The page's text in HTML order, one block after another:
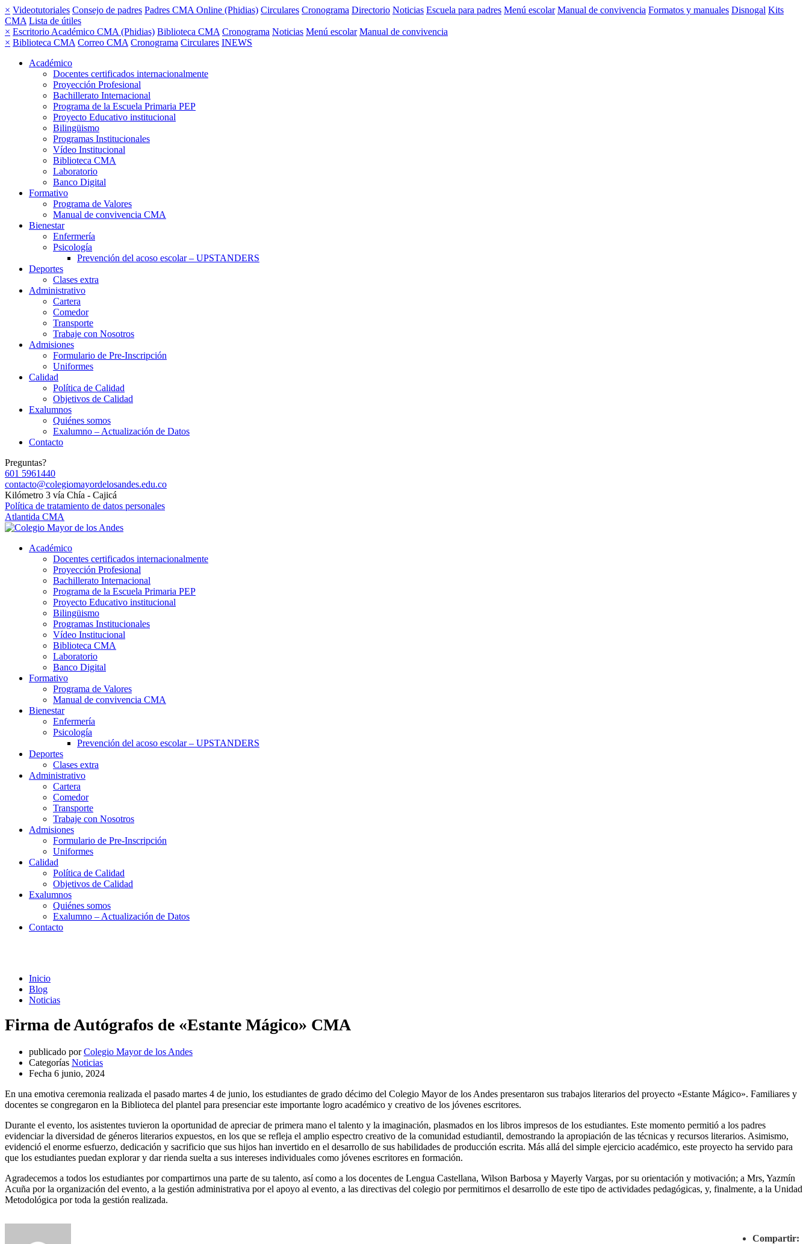
× Videotutoriales Consejo de padres Padres CMA Online (Phidias) Circulares Cronograma Directorio Noticias Escuela para padres Menú escolar Manual de convivencia Formatos y manuales Disnogal Kits
CMA Lista de útiles
× Escritorio Académico CMA (Phidias) Biblioteca CMA Cronograma Noticias Menú escolar Manual de convivencia
× Biblioteca CMA Correo CMA Cronograma Circulares INEWS
Académico
Docentes certificados internacionalmente
Proyección Profesional
Bachillerato Internacional
Programa de la Escuela Primaria PEP
Proyecto Educativo institucional
Bilingüismo
Programas Institucionales
Vídeo Institucional
Biblioteca CMA
Laboratorio
Banco Digital
Formativo
Programa de Valores
Manual de convivencia CMA
Bienestar
Enfermería
Psicología
Prevención del acoso escolar – UPSTANDERS
Deportes
Clases extra
Administrativo
Cartera
Comedor
Transporte
Trabaje con Nosotros
Admisiones
Formulario de Pre-Inscripción
Uniformes
Calidad
Política de Calidad
Objetivos de Calidad
Exalumnos
Quiénes somos
Exalumno – Actualización de Datos
Contacto
Preguntas?
601 5961440
contacto@colegiomayordelosandes.edu.co
Kilómetro 3 vía Chía - Cajicá
Política de tratamiento de datos personales
Atlantida CMA
Académico
Docentes certificados internacionalmente
Proyección Profesional
Bachillerato Internacional
Programa de la Escuela Primaria PEP
Proyecto Educativo institucional
Bilingüismo
Programas Institucionales
Vídeo Institucional
Biblioteca CMA
Laboratorio
Banco Digital
Formativo
Programa de Valores
Manual de convivencia CMA
Bienestar
Enfermería
Psicología
Prevención del acoso escolar – UPSTANDERS
Deportes
Clases extra
Administrativo
Cartera
Comedor
Transporte
Trabaje con Nosotros
Admisiones
Formulario de Pre-Inscripción
Uniformes
Calidad
Política de Calidad
Objetivos de Calidad
Exalumnos
Quiénes somos
Exalumno – Actualización de Datos
Contacto
Inicio
Blog
Noticias
Firma de Autógrafos de «Estante Mágico» CMA
publicado por Colegio Mayor de los Andes
Categorías Noticias
Fecha 6 junio, 2024
En una emotiva ceremonia realizada el pasado martes 4 de junio, los estudiantes de grado décimo del Colegio Mayor de los Andes presentaron sus trabajos literarios del proyecto «Estante Mágico». Familiares y
docentes se congregaron en la Biblioteca del plantel para presenciar este importante logro académico y creativo de los jóvenes escritores.
Durante el evento, los asistentes tuvieron la oportunidad de apreciar de primera mano el talento y la imaginación, plasmados en los libros impresos de los estudiantes. Este momento permitió a los padres
evidenciar la diversidad de géneros literarios expuestos, en los que se refleja el amplio espectro creativo de la comunidad estudiantil, demostrando la apropiación de las técnicas y recursos literarios. Asimismo,
evidenció el enorme esfuerzo, dedicación y sacrificio que sus hijos han invertido en el desarrollo de sus habilidades de producción escrita. Más allá del simple ejercicio académico, este proyecto ha servido para
que los estudiantes puedan explorar y dar rienda suelta a sus intereses individuales como jóvenes escritores en formación.
Agradecemos a todos los estudiantes por compartirnos una parte de su talento, así como a los docentes de Lengua Castellana, Wilson Barbosa y Mayerly Vargas, por su orientación y motivación; a Mrs, Yazmín
Acuña por la organización del evento, a la gestión administrativa por el apoyo al evento, a las directivas del colegio por permitirnos el desarrollo de este tipo de actividades pedagógicas, y, finalmente, a la Unidad
Metodológica por toda la gestión realizada.
Compartir: